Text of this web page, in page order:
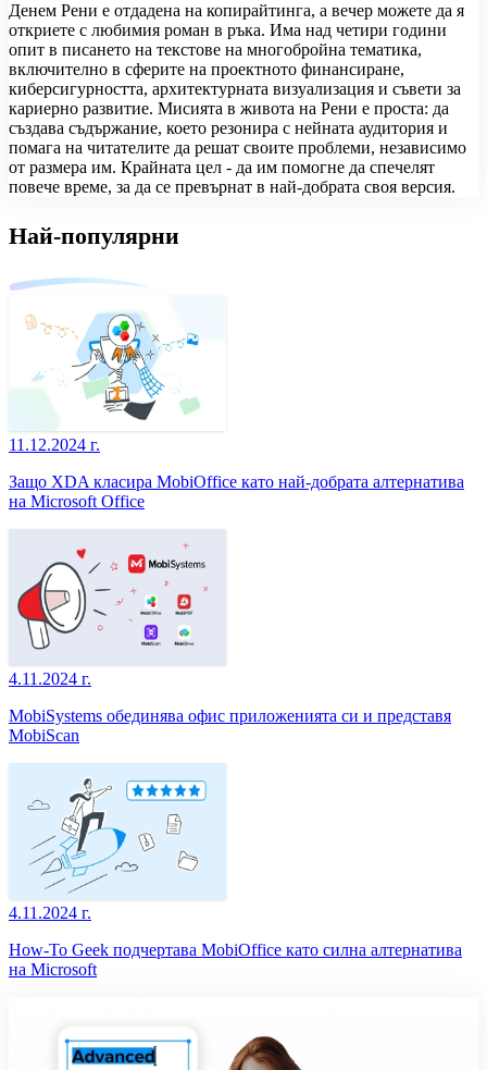
Денем Рени е отдадена на копирайтинга, а вечер можете да я
откриете с любимия роман в ръка. Има над четири години
опит в писането на текстове на многобройна тематика,
включително в сферите на проектното финансиране,
киберсигурността, архитектурната визуализация и съвети за
кариерно развитие. Мисията в живота на Рени е проста: да
създава съдържание, което резонира с нейната аудитория и
помага на читателите да решат своите проблеми, независимо
от размера им. Крайната цел - да им помогне да спечелят
повече време, за да се превърнат в най-добрата своя версия.
Най-популярни
11.12.2024 г.
Защо XDA класира MobiOffice като най-добрата алтернатива
на Microsoft Office
4.11.2024 г.
MobiSystems обединява офис приложенията си и представя
MobiScan
4.11.2024 г.
How-To Geek подчертава MobiOffice като силна алтернатива
на Microsoft